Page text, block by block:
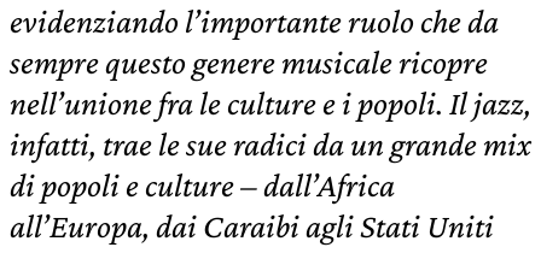
evidenziando l’importante ruolo che da
sempre questo genere musicale ricopre
nell’unione fra le culture e i popoli. Il jazz,
infatti, trae le sue radici da un grande mix
di popoli e culture – dall’Africa
all’Europa, dai Caraibi agli Stati Uniti